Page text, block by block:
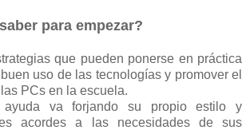
para empezar?
que pueden ponerse en práctica
uso de las tecnologías y promover el
PCs en la escuela.
va forjando su propio estilo y
acordes a las necesidades de sus